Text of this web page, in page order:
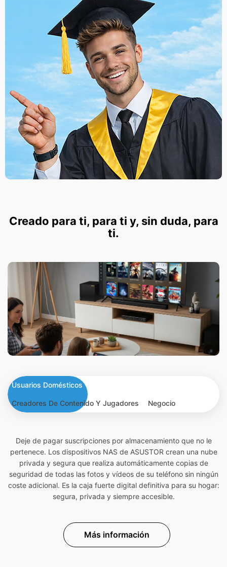
Creado para ti, para ti y, sin duda, para
ti.
Usuarios Domésticos
Creadores De Contenido Y Jugadores Negocio
Deje de pagar suscripciones por almacenamiento que no le
pertenece. Los dispositivos NAS de ASUSTOR crean una nube
privada y segura que realiza automáticamente copias de
seguridad de todas las fotos y vídeos de su teléfono sin ningún
coste adicional. Es la caja fuerte digital definitiva para su hogar:
segura, privada y siempre accesible.
Más información